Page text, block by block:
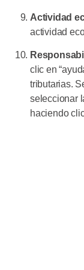
Actividad
actividad
clic en
tributarias.
seleccionar
haciendo